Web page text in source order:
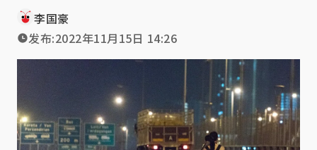
李国豪
发布:2022年11月15日 14:26